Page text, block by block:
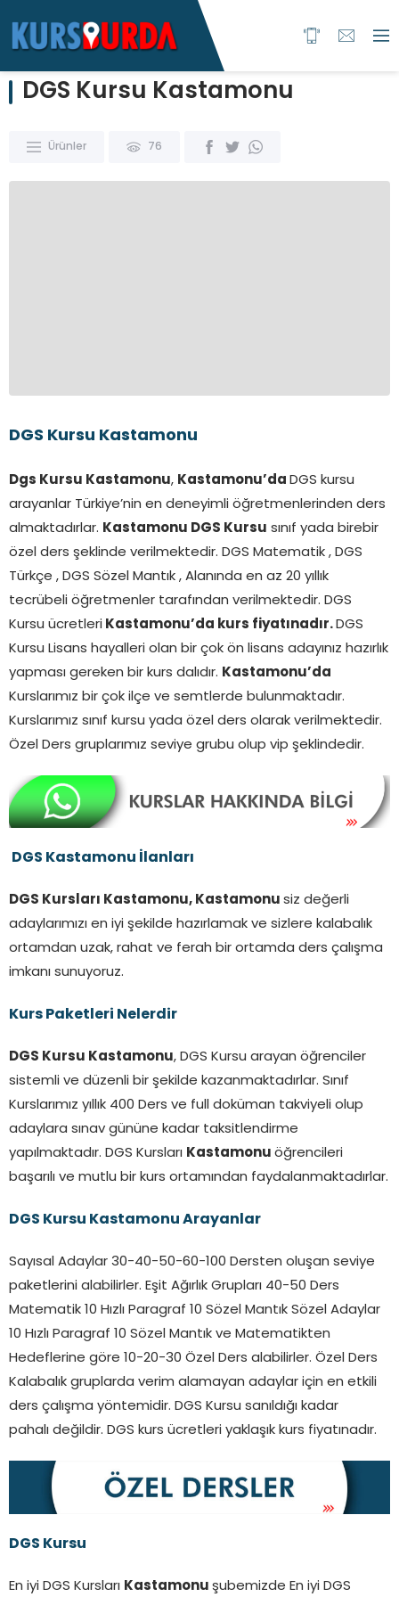
DGS Kursu Kastamonu
Ürünler 76
DGS Kursu Kastamonu
Dgs Kursu Kastamonu , Kastamonu’da DGS kursu
arayanlar Türkiye’nin en deneyimli öğretmenlerinden ders
almaktadırlar. Kastamonu DGS Kursu sınıf yada birebir
özel ders şeklinde verilmektedir. DGS Matematik , DGS
Türkçe , DGS Sözel Mantık , Alanında en az 20 yıllık
tecrübeli öğretmenler tarafından verilmektedir. DGS
Kursu ücretleri Kastamonu’da kurs fiyatınadır. DGS
Kursu Lisans hayalleri olan bir çok ön lisans adayınız hazırlık
yapması gereken bir kurs dalıdır. Kastamonu’da
Kurslarımız bir çok ilçe ve semtlerde bulunmaktadır.
Kurslarımız sınıf kursu yada özel ders olarak verilmektedir.
Özel Ders gruplarımız seviye grubu olup vip şeklindedir.
DGS Kastamonu İlanları
DGS Kursları Kastamonu, Kastamonu siz değerli
adaylarımızı en iyi şekilde hazırlamak ve sizlere kalabalık
ortamdan uzak, rahat ve ferah bir ortamda ders çalışma
imkanı sunuyoruz.
Kurs Paketleri Nelerdir
DGS Kursu Kastamonu, DGS Kursu arayan öğrenciler
sistemli ve düzenli bir şekilde kazanmaktadırlar. Sınıf
Kurslarımız yıllık 400 Ders ve full doküman takviyeli olup
adaylara sınav gününe kadar taksitlendirme
yapılmaktadır. DGS Kursları Kastamonu öğrencileri
başarılı ve mutlu bir kurs ortamından faydalanmaktadırlar.
DGS Kursu Kastamonu Arayanlar
Sayısal Adaylar 30-40-50-60-100 Dersten oluşan seviye
paketlerini alabilirler. Eşit Ağırlık Grupları 40-50 Ders
Matematik 10 Hızlı Paragraf 10 Sözel Mantık Sözel Adaylar
10 Hızlı Paragraf 10 Sözel Mantık ve Matematikten
Hedeflerine göre 10-20-30 Özel Ders alabilirler. Özel Ders
Kalabalık gruplarda verim alamayan adaylar için en etkili
ders çalışma yöntemidir. DGS Kursu sanıldığı kadar
pahalı değildir. DGS kurs ücretleri yaklaşık kurs fiyatınadır.
DGS Kursu
En iyi DGS Kursları Kastamonu şubemizde En iyi DGS